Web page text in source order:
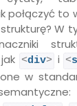
połączyć to
W
<div> i <
w
tylko
w
po
do innych –